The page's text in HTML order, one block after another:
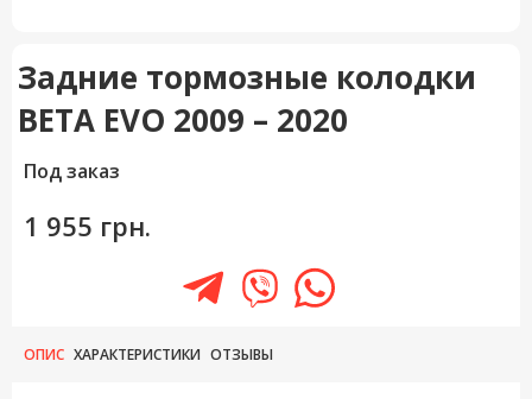
Задние тормозные колодки
BETA EVO 2009 – 2020
Под заказ
1 955 грн.
ОПИС ХАРАКТЕРИСТИКИ ОТЗЫВЫ